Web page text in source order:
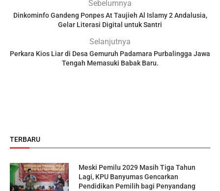
Sebelumnya
Dinkominfo Gandeng Ponpes At Taujieh Al Islamy 2 Andalusia,
Gelar Literasi Digital untuk Santri
Selanjutnya
Perkara Kios Liar di Desa Gemuruh Padamara Purbalingga Jawa
Tengah Memasuki Babak Baru.
TERBARU
Meski Pemilu 2029 Masih Tiga Tahun
Lagi, KPU Banyumas Gencarkan
Pendidikan Pemilih bagi Penyandang